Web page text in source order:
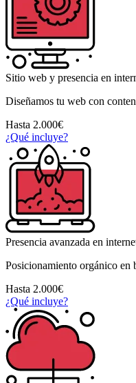
Sitio web y presencia en
Diseñamos tu web con
Hasta 2.000€
¿Qué incluye?
Presencia avanzada en
Posicionamiento orgánico en
Hasta 2.000€
¿Qué incluye?